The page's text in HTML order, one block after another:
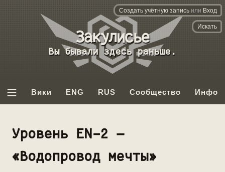
База
данных
Backrooms
Вы бывали здесь раньше.
≡ Вики ENG RUS Сообщество Инфо
Создать учётную запись или Вход
Уровень EN-2 —
«Водопровод мечты»